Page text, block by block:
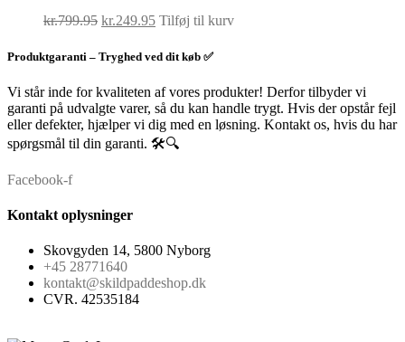
kr.799.95 Den
pris
var:
kr.799.95.
kr.249.95Den
pris
kr.249.95.
Tilføj til kurv
Produktgaranti – Tryghed ved dit køb ✅
Vi står inde for kvaliteten af vores produkter! Derfor tilbyder vi
garanti på udvalgte varer, så du kan handle trygt. Hvis der opstår fejl
eller defekter, hjælper vi dig med en løsning. Kontakt os, hvis du har
spørgsmål til din garanti. 🛠️🔍
Facebook-f
Kontakt oplysninger
Skovgyden 14, 5800 Nyborg
+45 28771640
kontakt@skildpaddeshop.dk
CVR. 42535184